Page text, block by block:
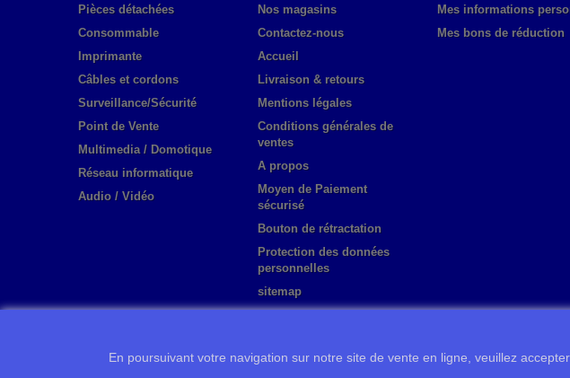
Pièces détachées
Consommable
Imprimante
Câbles et cordons
Surveillance/Sécurité
Point de Vente
Multimedia / Domotique
Réseau informatique
Audio / Vidéo
Nos magasins
Contactez-nous
Accueil
Livraison & retours
Mentions légales
Conditions générales de
ventes
A propos
Moyen de Paiement
sécurisé
Bouton de rétractation
Protection des données
personnelles
sitemap
Mes informations
Mes bons de réduction
En poursuivant votre navigation sur notre site de vente en ligne, veuillez